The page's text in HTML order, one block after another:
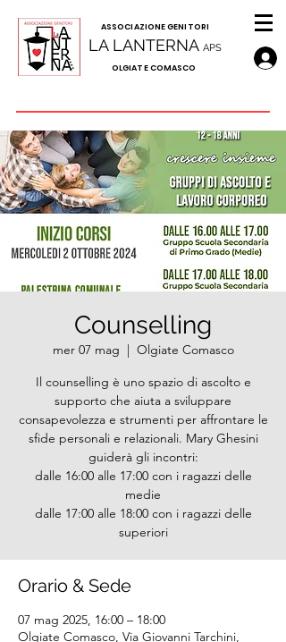
LA LANTERNA APS
ASSOCIAZIONE GENITORI
OLGIATE COMASCO
Counselling
mer 07 mag
  |
Olgiate Comasco
Il counselling è uno spazio di ascolto e
supporto che aiuta a sviluppare
consapevolezza e strumenti per affrontare le
sfide personali e relazionali. Mary Ghesini
guiderà gli incontri:
dalle 16:00 alle 17:00 con i ragazzi delle
medie
dalle 17:00 alle 18:00 con i ragazzi delle
superiori
Orario & Sede
07 mag 2025, 16:00 – 18:00
Olgiate Comasco, Via Giovanni Tarchini,